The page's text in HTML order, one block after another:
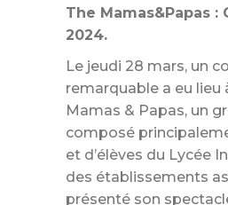
The Mamas&Papas :
2024.
Le jeudi 28 mars, un
remarquable a eu lieu
Mamas & Papas, un
composé
et d’élèves du Lycée
des établissements
présenté son